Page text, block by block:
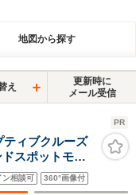
地図から探す
え
更新時に
メール受信
PR
ィブクルーズ
スポットモニ
パワーシー
ン相談可 360°画像付